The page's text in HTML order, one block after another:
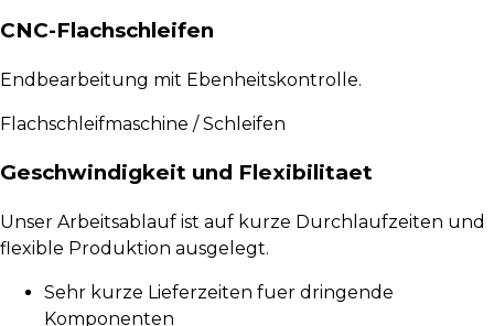
CNC-Flachschleifen
Endbearbeitung mit Ebenheitskontrolle.
Flachschleifmaschine / Schleifen
Geschwindigkeit und Flexibilitaet
Unser Arbeitsablauf ist auf kurze Durchlaufzeiten und
flexible Produktion ausgelegt.
Sehr kurze Lieferzeiten fuer dringende
Komponenten